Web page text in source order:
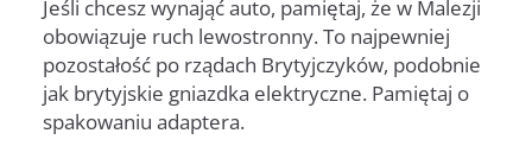
Jeśli chcesz wynająć auto, pamiętaj, że w Malezji
obowiązuje ruch lewostronny. To najpewniej
pozostałość po rządach Brytyjczyków, podobnie
jak brytyjskie gniazdka elektryczne. Pamiętaj o
spakowaniu adaptera.